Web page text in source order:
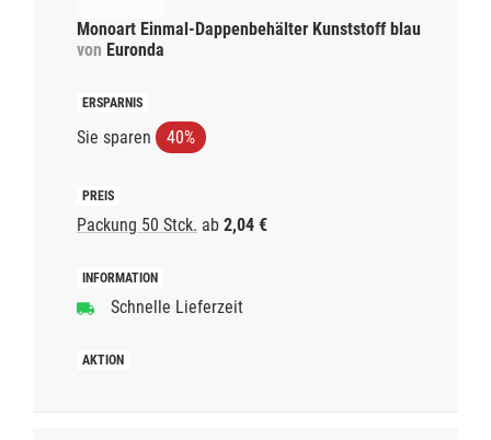
Monoart Einmal-Dappenbehälter Kunststoff blau
von Euronda
Sie sparen 40%
Packung 50 Stck. ab 2,04 €
Schnelle Lieferzeit